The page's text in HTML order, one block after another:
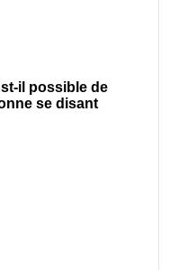
il possible de
se disant